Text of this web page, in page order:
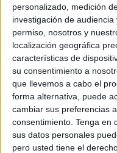
personalizado, medición
investigación de audiencia
permiso, nosotros y
localización geográfica
características de
su consentimiento a
que llevemos a cabo el
forma alternativa, puede
cambiar sus preferencias
consentimiento. Tenga en
sus datos personales
pero usted tiene el
ventiladors, aires
investigació va
policia va saber
dimensions hi
Els agents van
comprovar que en
només dues
però que no hi